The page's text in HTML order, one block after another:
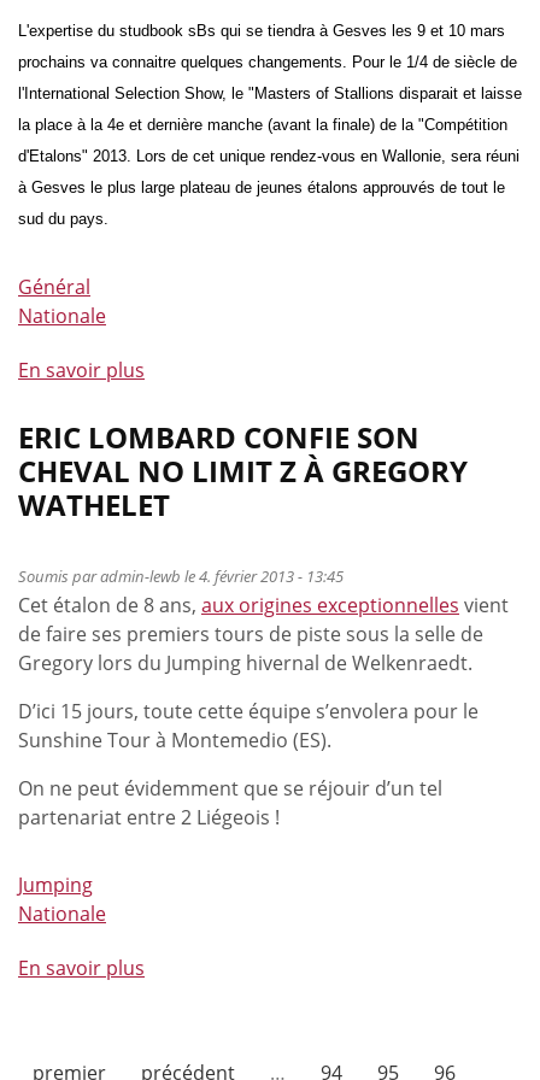
L'expertise du studbook sBs qui se tiendra à Gesves les 9 et 10 mars
prochains va connaitre quelques changements. Pour le 1/4 de siècle de
l'International Selection Show, le "Masters of Stallions disparait et laisse
la place à la 4e et dernière manche (avant la finale) de la "Compétition
d'Etalons" 2013. Lors de cet unique rendez-vous en Wallonie, sera réuni
à Gesves le plus large plateau de jeunes étalons approuvés de tout le
sud du pays.
Général
Nationale
En savoir plus
de
L'International
Selection
Show
accueillera
une
manche
de
"Compétition
d'Etalons"
ERIC LOMBARD CONFIE SON
CHEVAL NO LIMIT Z À GREGORY
WATHELET
Soumis paradmin-lewb le 4. février 2013 - 13:45
Cet étalon de 8 ans, aux origines exceptionnelles vient
de faire ses premiers tours de piste sous la selle de
Gregory lors du Jumping hivernal de Welkenraedt.
D’ici 15 jours, toute cette équipe s’envolera pour le
Sunshine Tour à Montemedio (ES).
On ne peut évidemment que se réjouir d’un tel
partenariat entre 2 Liégeois !
Jumping
Nationale
En savoir plus
premier précédent … 94 95
96